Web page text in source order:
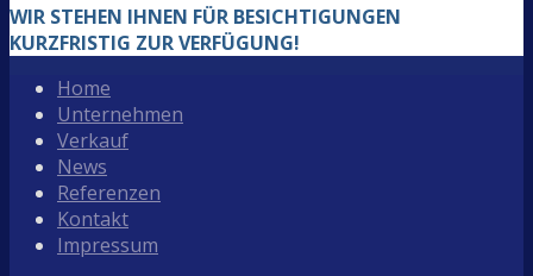
WIR STEHEN IHNEN FÜR BESICHTIGUNGEN
KURZFRISTIG ZUR VERFÜGUNG!
Home
Unternehmen
Verkauf
News
Referenzen
Kontakt
Impressum